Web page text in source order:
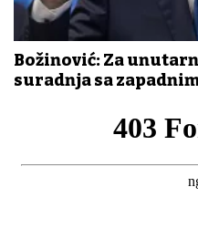
Božinović: Za
suradnja sa